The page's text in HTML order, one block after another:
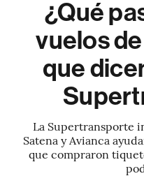
¿Qué
vuelos
que
La Supertransporte
Satena y Avianca
que compraron